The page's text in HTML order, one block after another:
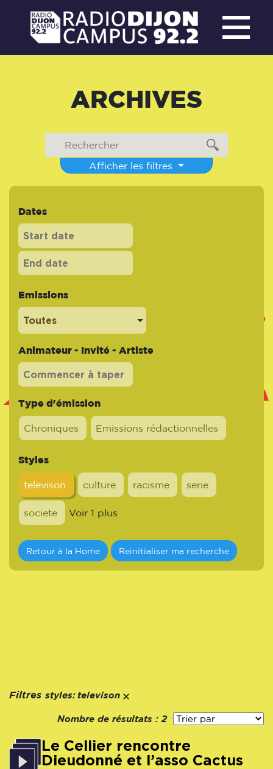
ARCHIVES
Afficher les filtres
Dates
Emissions
Toutes
Animateur - Invité - Artiste
Type d'émission
Chroniques Emissions rédactionnelles
Styles
televison culture racisme serie
societe Voir 1 plus
Retour à la Home Reinitialiser ma recherche
Filtres styles: televison
Nombre de résultats : 2
Le Cellier rencontre
Dieudonné et l’asso Cactus